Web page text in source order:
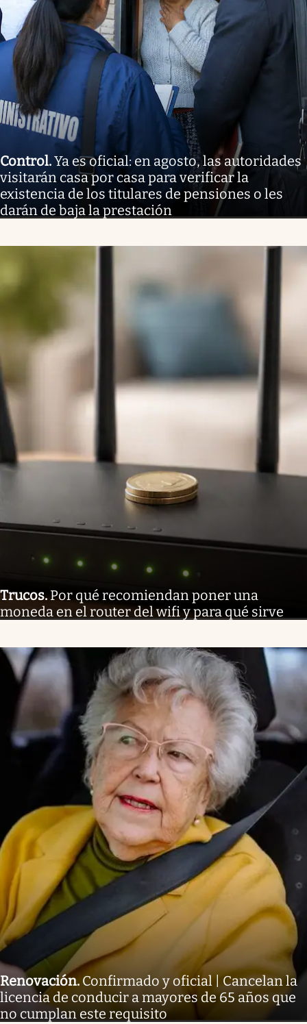
Control.Ya es oficial: en agosto, las autoridades
visitarán casa por casa para verificar la
existencia de los titulares de pensiones o les
darán de baja la prestación
Trucos.Por qué recomiendan poner una
moneda en el router del wifi y para qué sirve
Renovación. Confirmado y oficial | Cancelan la
licencia de conducir a mayores de 65 años que
no cumplan este requisito